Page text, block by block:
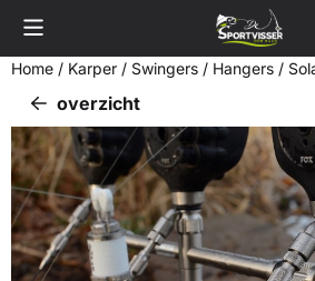
Cookievoorkeuren zijn momenteel
Home / Karper / Swingers / Hangers /
overzicht